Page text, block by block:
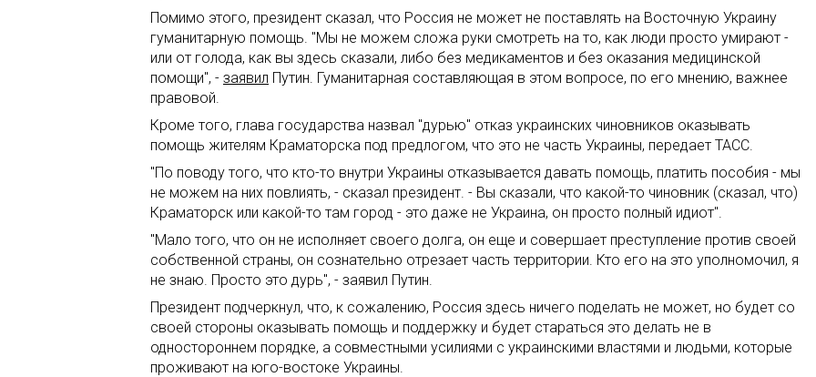
Помимо этого, президент сказал, что Россия не может не поставлять на Восточную Украину
гуманитарную помощь. "Мы не можем сложа руки смотреть на то, как люди просто умирают -
или от голода, как вы здесь сказали, либо без медикаментов и без оказания медицинской
помощи", - заявил Путин. Гуманитарная составляющая в этом вопросе, по его мнению, важнее
правовой.
Кроме того, глава государства назвал "дурью" отказ украинских чиновников оказывать
помощь жителям Краматорска под предлогом, что это не часть Украины, передает ТАСС.
"По поводу того, что кто-то внутри Украины отказывается давать помощь, платить пособия - мы
не можем на них повлиять, - сказал президент. - Вы сказали, что какой-то чиновник (сказал, что)
Краматорск или какой-то там город - это даже не Украина, он просто полный идиот".
"Мало того, что он не исполняет своего долга, он еще и совершает преступление против своей
собственной страны, он сознательно отрезает часть территории. Кто его на это уполномочил, я
не знаю. Просто это дурь", - заявил Путин.
Президент подчеркнул, что, к сожалению, Россия здесь ничего поделать не может, но будет со
своей стороны оказывать помощь и поддержку и будет стараться это делать не в
одностороннем порядке, а совместными усилиями с украинскими властями и людьми, которые
проживают на юго-востоке Украины.